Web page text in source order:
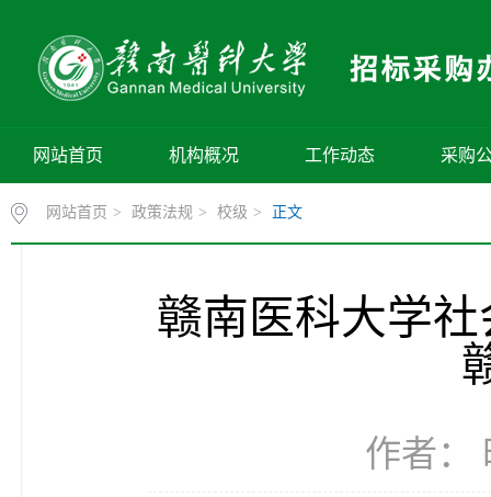
网站首页 机构概况 工作动态 采购
网站首页 > 政策法规 > 校级 > 正文
赣南医科大学
作者：